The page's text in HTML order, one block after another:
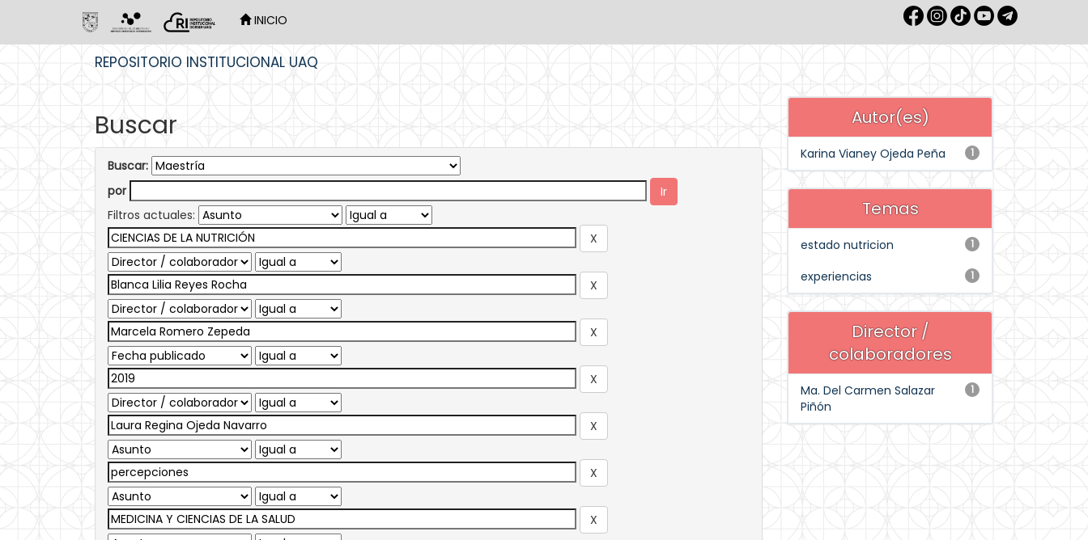
INICIO
REPOSITORIO INSTITUCIONAL UAQ
Buscar
Buscar:
por
Filtros actuales:
Autor(es)
1
Karina Vianey Ojeda Peña
Temas
1
estado nutricion
1
experiencias
Director /
colaboradores
1
Ma. Del Carmen Salazar
Piñón